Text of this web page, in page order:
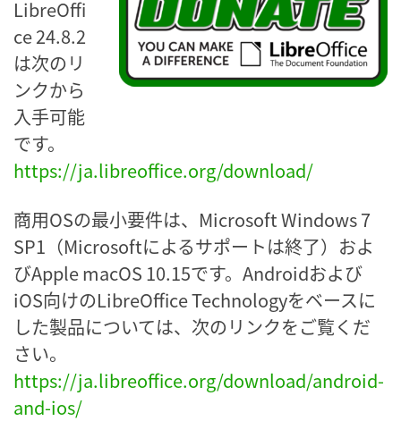
LibreOffi
ce 24.8.2
は次のリ
ンクから
入手可能
です。
https://ja.libreoffice.org/download/
商用OSの最小要件は、Microsoft Windows 7
SP1（Microsoftによるサポートは終了）およ
びApple macOS 10.15です。Androidおよび
iOS向けのLibreOffice Technologyをベースに
した製品については、次のリンクをご覧くだ
さい。
https://ja.libreoffice.org/download/android-
and-ios/